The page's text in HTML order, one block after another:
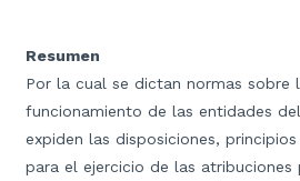
Resumen
Por la cual se dictan normas sobre
funcionamiento de las entidades
expiden las disposiciones,
para el ejercicio de las atribuciones